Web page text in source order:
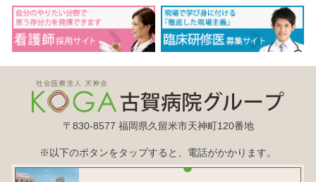
〒830-8577 福岡県久留米市天神町120番地
※以下のボタンをタップすると、電話がかかります。